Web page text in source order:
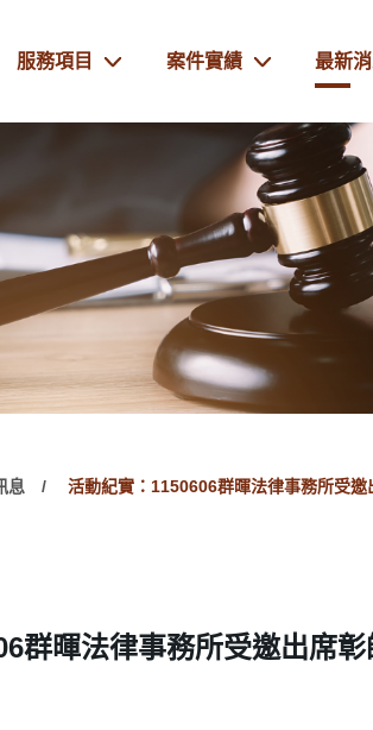
服務項目 案件實績 最新
息 活動紀實：1150606群暉法律事務所受
群暉法律事務所受邀出席